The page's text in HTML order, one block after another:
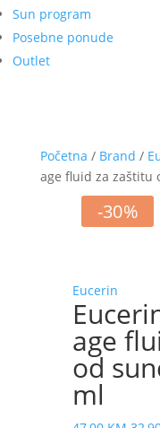
Sun program
Posebne ponude
Outlet
Početna / Brand /
age fluid za zaštitu
-30%
Eucerin
age
od
ml